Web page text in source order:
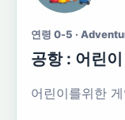
연령 0-5 ·
공항 : 어린
어린이를위한